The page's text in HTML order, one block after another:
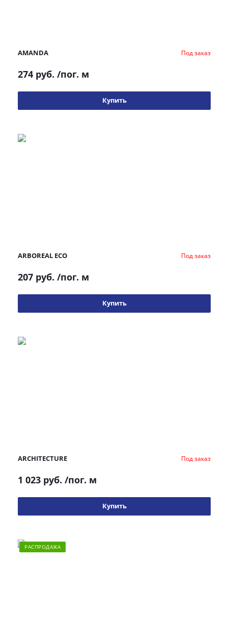
AMANDA Под заказ
274 руб. /пог. м
Купить
ARBOREAL ECO Под заказ
207 руб. /пог. м
Купить
ARCHITECTURE Под заказ
1 023 руб. /пог. м
Купить
РАСПРОДАЖА